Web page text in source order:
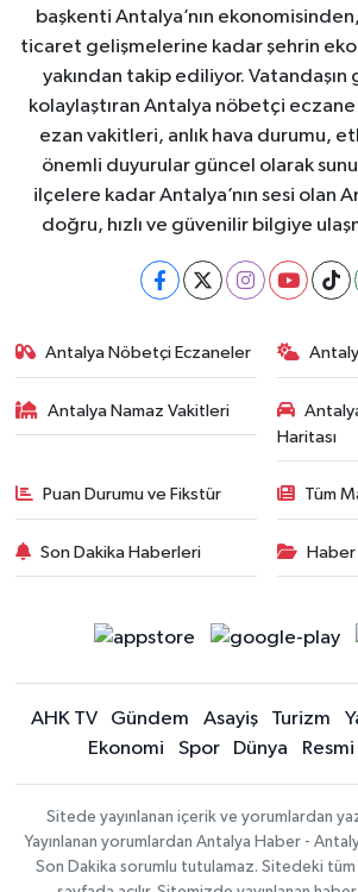
başkenti Antalya’nın
ticaret gelişmelerine kadar şehrin
yakından takip ediliyor. Vatandaşın
kolaylaştıran Antalya nöbetçi
ezan vakitleri, anlık hava durumu,
önemli duyurular güncel olarak
ilçelere kadar Antalya’nın sesi olan
doğru, hızlı ve güvenilir bilgiye
Antalya Nöbetçi Eczaneler
Antalya Namaz Vakitleri
Haritası
Puan Durumu ve Fikstür Tüm
Son Dakika Haberleri
AHK TV Gündem Asayiş Turizm
Ekonomi
Spor Dünya
Sitede yayınlanan içerik ve yorumlardan
Yayınlanan yorumlardan Antalya Haber -
Son Dakika sorumlu tutulamaz. Sitedeki tüm